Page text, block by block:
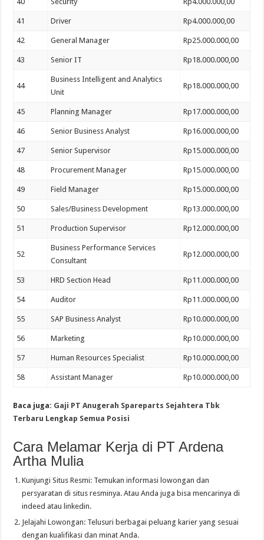
41 Driver Rp4.000.000,00
42 General Manager Rp25.000.000,00
43 Senior IT Rp18.000.000,00
44
Business Intelligent and Analytics
Unit
Rp18.000.000,00
45 Planning Manager Rp17.000.000,00
46 Senior Business Analyst Rp16.000.000,00
47 Senior Supervisor Rp15.000.000,00
48 Procurement Manager Rp15.000.000,00
49 Field Manager Rp15.000.000,00
50 Sales/Business Development Rp13.000.000,00
51 Production Supervisor Rp12.000.000,00
52
Business Performance Services
Consultant
Rp12.000.000,00
53 HRD Section Head Rp11.000.000,00
54 Auditor Rp11.000.000,00
55 SAP Business Analyst Rp10.000.000,00
56 Marketing Rp10.000.000,00
57 Human Resources Specialist Rp10.000.000,00
58 Assistant Manager Rp10.000.000,00
Baca juga: Gaji PT Anugerah Spareparts Sejahtera Tbk
Terbaru Lengkap Semua Posisi
Cara Melamar Kerja di PT Ardena
Artha Mulia
Kunjungi Situs Resmi: Temukan informasi lowongan dan
persyaratan di situs resminya. Atau Anda juga bisa mencarinya di
indeed atau linkedin.
Jelajahi Lowongan: Telusuri berbagai peluang karier yang sesuai
dengan kualifikasi dan minat Anda.